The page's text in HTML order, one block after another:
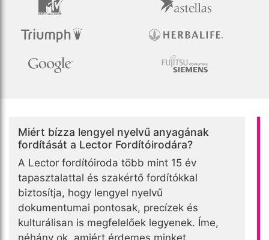
Miért bízza lengyel nyelvű anyagának
fordítását a Lector Fordítóirodára?
A Lector fordítóiroda több mint 15 év
tapasztalattal és szakértő fordítókkal
biztosítja, hogy lengyel nyelvű
dokumentumai pontosak, precízek és
kulturálisan is megfelelőek legyenek. Íme,
néhány ok, amiért érdemes minket